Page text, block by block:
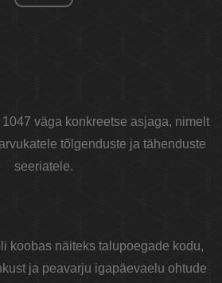
väga konkreetse asjaga, nimelt
tõlgenduste ja tähenduste
seeriatele.
koobas näiteks talupoegade kodu,
ja peavarju igapäevaelu ohtude